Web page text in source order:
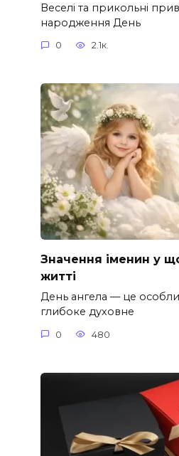
Веселі та прикольні
народження День
0 2.1к.
Значення іменин у
житті
День ангела — це
глибоке духовне
0 480